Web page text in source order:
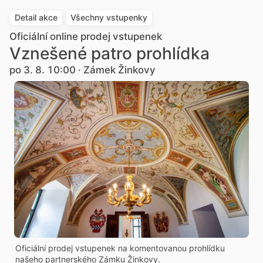
Detail akce Všechny vstupenky
Oficiální online prodej vstupenek
Vznešené patro prohlídka
po 3. 8. 10:00 · Zámek Žinkovy
Oficiální prodej vstupenek na komentovanou prohlídku
našeho partnerského Zámku Žinkovy.